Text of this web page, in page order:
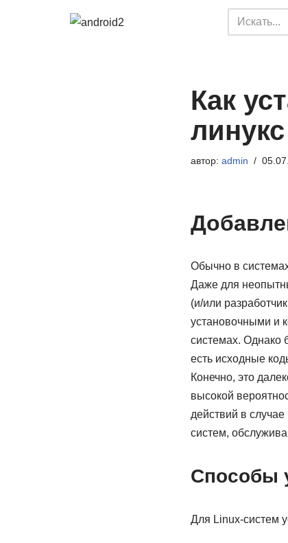
Как
линукс
автор: admin
Обычно в
Даже для
(и/или
установочными и
системах. Однако
есть исходные
Конечно, это
высокой
действий в
систем,
Способы
Для Linux-систем